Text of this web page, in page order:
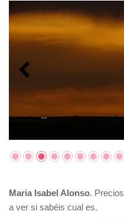
Maria Isabel Alonso.
a ver si sabéis cual es.